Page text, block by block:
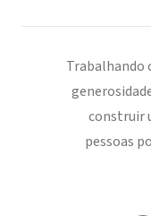
Trabalhando
construir
pessoas